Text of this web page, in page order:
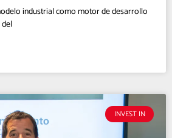
industrial como motor de desarrollo
INVEST IN